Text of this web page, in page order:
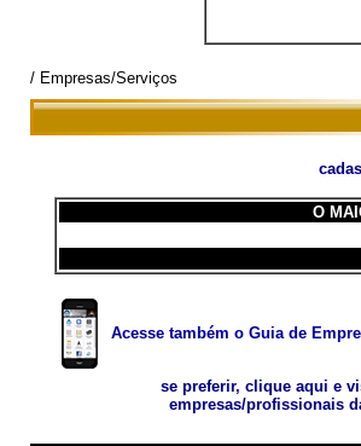
/ Empresas/Serviços
O
Acesse também o Guia de
se preferir, clique aqui e
empresas/profissionais